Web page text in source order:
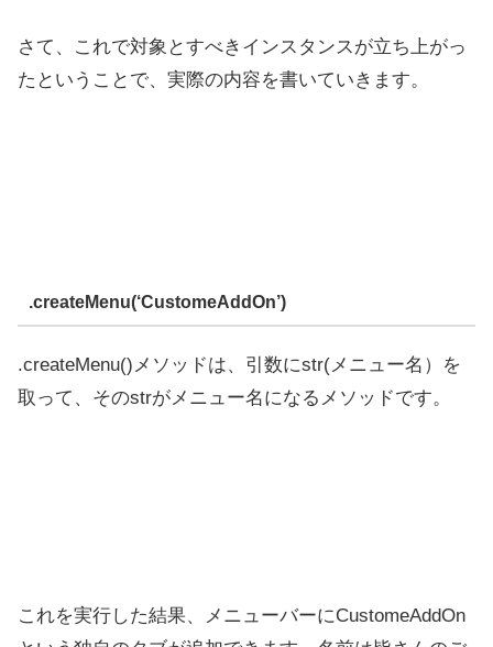
さて、これで対象とすべきインスタンスが立ち上がっ
たということで、実際の内容を書いていきます。
.createMenu(‘CustomeAddOn’)
.createMenu()メソッドは、引数にstr(メニュー名）を
取って、そのstrがメニュー名になるメソッドです。
これを実行した結果、メニューバーにCustomeAddOn